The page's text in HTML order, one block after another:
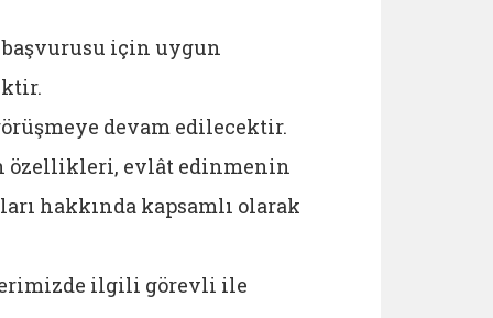
için uygun
devam edilecektir.
özellikleri, evlât edinmenin
hakkında kapsamlı olarak
ilgili görevli ile